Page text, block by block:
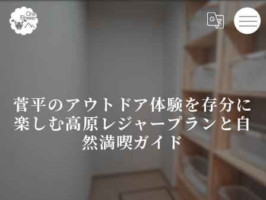
菅平のアウトドア体験を存分に
楽しむ高原レジャープランと自
然満喫ガイド